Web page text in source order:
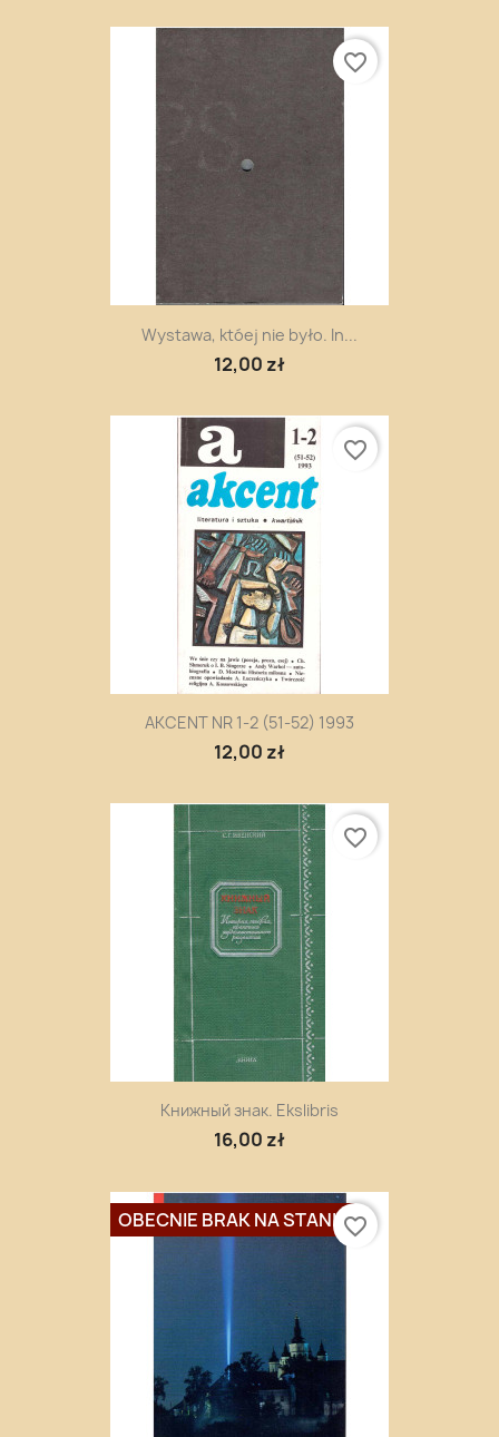
Wystawa, któej nie było. In...
12,00 zł
favorite_border
AKCENT NR 1-2 (51-52) 1993
12,00 zł
favorite_border
Книжный знак. Ekslibris
16,00 zł
favorite_border
OBECNIE BRAK NA STANIEfavorite_border